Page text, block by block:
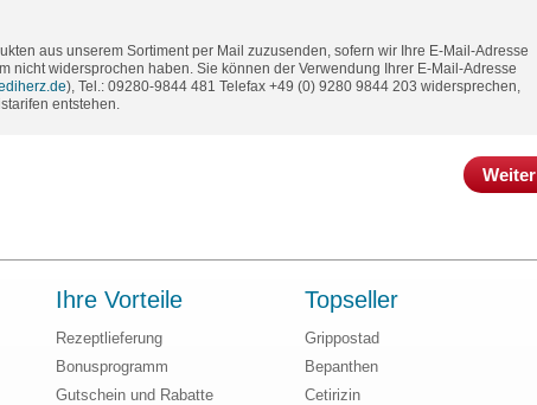
aus unserem Sortiment per Mail zuzusenden, sofern wir Ihre E-Mail-Adresse
nicht widersprochen haben. Sie können der Verwendung Ihrer E-Mail-Adresse
), Tel.: 09280-9844 481 Telefax +49 (0) 9280 9844 203 widersprechen,
entstehen.
Weiter
Ihre Vorteile
Rezeptlieferung
Bonusprogramm
Gutschein und Rabatte
Topseller
Grippostad
Bepanthen
Cetirizin